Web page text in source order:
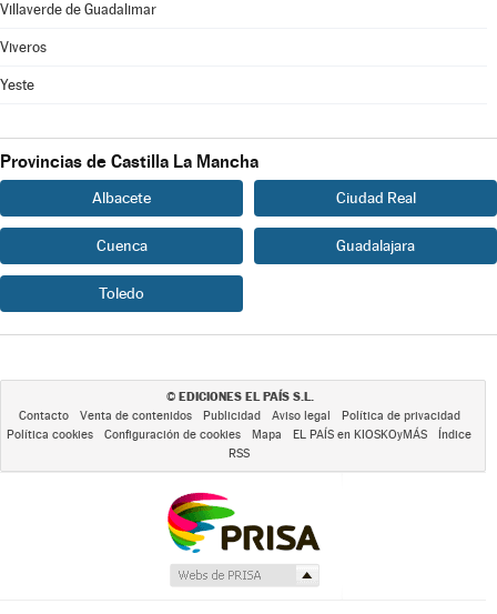
Villaverde de Guadalimar
Viveros
Yeste
Provincias de Castilla La Mancha
Albacete Ciudad Real
Cuenca Guadalajara
Toledo
© EDICIONES EL PAÍS S.L.
Contacto Venta de contenidos Publicidad Aviso legal
Política de privacidad
Política cookies
Configuración de cookies Mapa EL PAÍS en KIOSKOyMÁS
Índice
RSS